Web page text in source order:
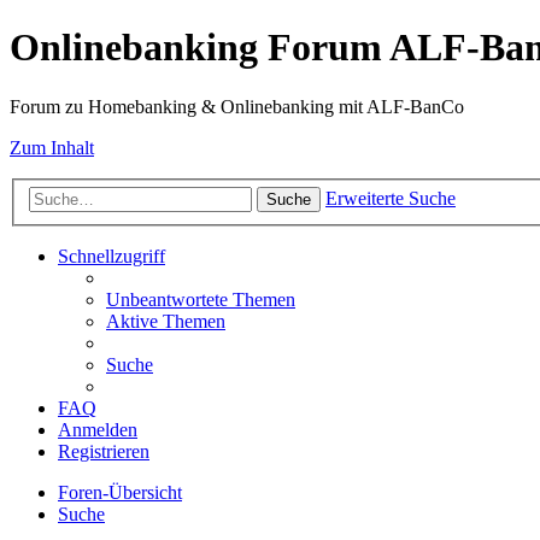
Onlinebanking Forum ALF-
Forum zu Homebanking & Onlinebanking mit ALF-BanCo
Zum Inhalt
Suche Erweiterte Suche
Schnellzugriff
Unbeantwortete Themen
Aktive Themen
Suche
FAQ
Anmelden
Registrieren
Foren-Übersicht
Suche